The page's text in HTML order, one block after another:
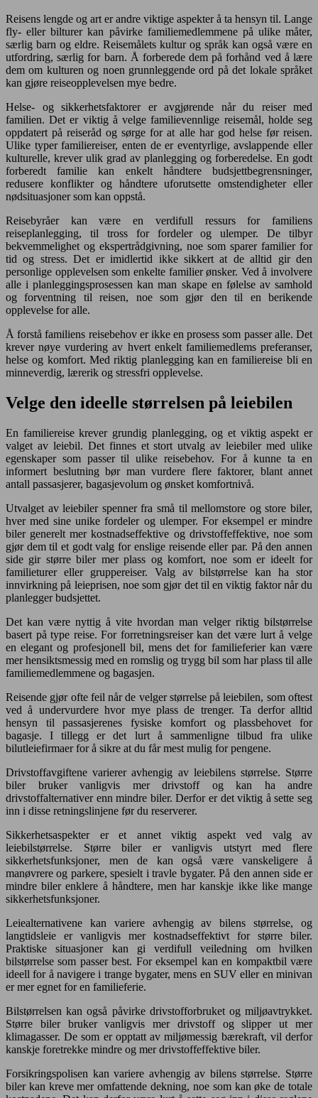
Reisens lengde og art er andre viktige aspekter å ta hensyn til. Lange
fly- eller bilturer kan påvirke familiemedlemmene på ulike måter,
særlig barn og eldre. Reisemålets kultur og språk kan også være en
utfordring, særlig for barn. Å forberede dem på forhånd ved å lære
dem om kulturen og noen grunnleggende ord på det lokale språket
kan gjøre reiseopplevelsen mye bedre.
Helse- og sikkerhetsfaktorer er avgjørende når du reiser med
familien. Det er viktig å velge familievennlige reisemål, holde seg
oppdatert på reiseråd og sørge for at alle har god helse før reisen.
Ulike typer familiereiser, enten de er eventyrlige, avslappende eller
kulturelle, krever ulik grad av planlegging og forberedelse. En godt
forberedt familie kan enkelt håndtere budsjettbegrensninger,
redusere konflikter og håndtere uforutsette omstendigheter eller
nødsituasjoner som kan oppstå.
Reisebyråer kan være en verdifull ressurs for familiens
reiseplanlegging, til tross for fordeler og ulemper. De tilbyr
bekvemmelighet og ekspertrådgivning, noe som sparer familier for
tid og stress. Det er imidlertid ikke sikkert at de alltid gir den
personlige opplevelsen som enkelte familier ønsker. Ved å involvere
alle i planleggingsprosessen kan man skape en følelse av samhold
og forventning til reisen, noe som gjør den til en berikende
opplevelse for alle.
Å forstå familiens reisebehov er ikke en prosess som passer alle. Det
krever nøye vurdering av hvert enkelt familiemedlems preferanser,
helse og komfort. Med riktig planlegging kan en familiereise bli en
minneverdig, lærerik og stressfri opplevelse.
Velge den ideelle størrelsen på leiebilen
En familiereise krever grundig planlegging, og et viktig aspekt er
valget av leiebil. Det finnes et stort utvalg av leiebiler med ulike
egenskaper som passer til ulike reisebehov. For å kunne ta en
informert beslutning bør man vurdere flere faktorer, blant annet
antall passasjerer, bagasjevolum og ønsket komfortnivå.
Utvalget av leiebiler spenner fra små til mellomstore og store biler,
hver med sine unike fordeler og ulemper. For eksempel er mindre
biler generelt mer kostnadseffektive og drivstoffeffektive, noe som
gjør dem til et godt valg for enslige reisende eller par. På den annen
side gir større biler mer plass og komfort, noe som er ideelt for
familieturer eller gruppereiser. Valg av bilstørrelse kan ha stor
innvirkning på leieprisen, noe som gjør det til en viktig faktor når du
planlegger budsjettet.
Det kan være nyttig å vite hvordan man velger riktig bilstørrelse
basert på type reise. For forretningsreiser kan det være lurt å velge
en elegant og profesjonell bil, mens det for familieferier kan være
mer hensiktsmessig med en romslig og trygg bil som har plass til alle
familiemedlemmene og bagasjen.
Reisende gjør ofte feil når de velger størrelse på leiebilen, som oftest
ved å undervurdere hvor mye plass de trenger. Ta derfor alltid
hensyn til passasjerenes fysiske komfort og plassbehovet for
bagasje. I tillegg er det lurt å sammenligne tilbud fra ulike
bilutleiefirmaer for å sikre at du får mest mulig for pengene.
Drivstoffavgiftene varierer avhengig av leiebilens størrelse. Større
biler bruker vanligvis mer drivstoff og kan ha andre
drivstoffalternativer enn mindre biler. Derfor er det viktig å sette seg
inn i disse retningslinjene før du reserverer.
Sikkerhetsaspekter er et annet viktig aspekt ved valg av
leiebilstørrelse. Større biler er vanligvis utstyrt med flere
sikkerhetsfunksjoner, men de kan også være vanskeligere å
manøvrere og parkere, spesielt i travle bygater. På den annen side er
mindre biler enklere å håndtere, men har kanskje ikke like mange
sikkerhetsfunksjoner.
Leiealternativene kan variere avhengig av bilens størrelse, og
langtidsleie er vanligvis mer kostnadseffektivt for større biler.
Praktiske situasjoner kan gi verdifull veiledning om hvilken
bilstørrelse som passer best. For eksempel kan en kompaktbil være
ideell for å navigere i trange bygater, mens en SUV eller en minivan
er mer egnet for en familieferie.
Bilstørrelsen kan også påvirke drivstofforbruket og miljøavtrykket.
Større biler bruker vanligvis mer drivstoff og slipper ut mer
klimagasser. De som er opptatt av miljømessig bærekraft, vil derfor
kanskje foretrekke mindre og mer drivstoffeffektive biler.
Forsikringspolisen kan variere avhengig av bilens størrelse. Større
biler kan kreve mer omfattende dekning, noe som kan øke de totale